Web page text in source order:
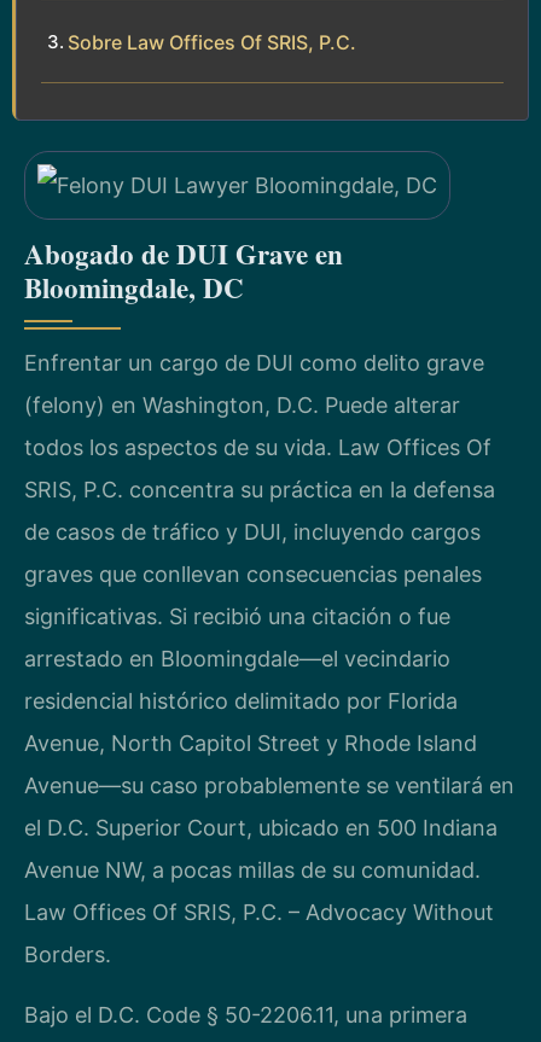
Sobre Law Offices Of SRIS, P.C.
Abogado de DUI Grave en
Bloomingdale, DC
Enfrentar un cargo de DUI como delito grave
(felony) en Washington, D.C. Puede alterar
todos los aspectos de su vida. Law Offices Of
SRIS, P.C. concentra su práctica en la defensa
de casos de tráfico y DUI, incluyendo cargos
graves que conllevan consecuencias penales
significativas. Si recibió una citación o fue
arrestado en Bloomingdale—el vecindario
residencial histórico delimitado por Florida
Avenue, North Capitol Street y Rhode Island
Avenue—su caso probablemente se ventilará en
el D.C. Superior Court, ubicado en 500 Indiana
Avenue NW, a pocas millas de su comunidad.
Law Offices Of SRIS, P.C. – Advocacy Without
Borders.
Bajo el D.C. Code § 50-2206.11, una primera